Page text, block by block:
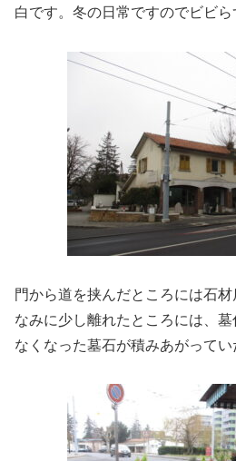
白です。冬の日常ですのでビビら
門から道を挟んだところには石
なみに少し離れたところには、
なくなった墓石が積みあがってい